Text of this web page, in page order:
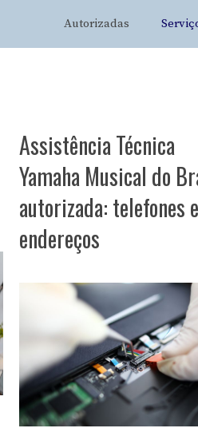
Autorizadas
Assistência Técnica
Yamaha Musical do
autorizada: telefones e
endereços